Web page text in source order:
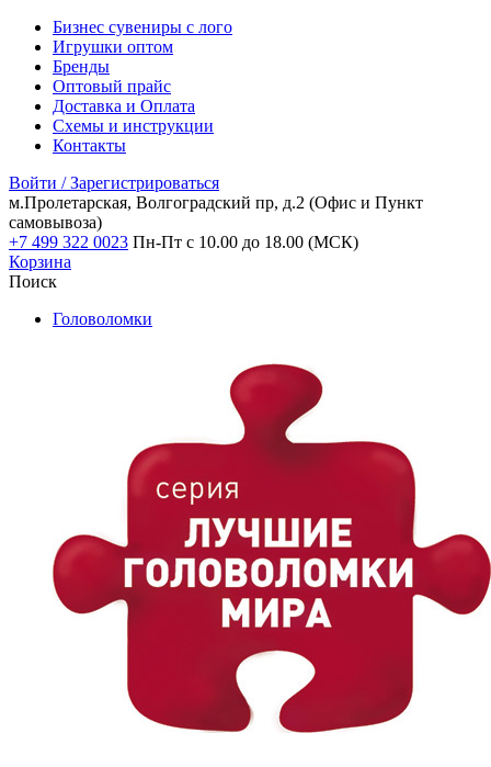
Бизнес сувениры с лого
Игрушки оптом
Бренды
Оптовый прайс
Доставка и Оплата
Схемы и инструкции
Контакты
Войти / Зарегистрироваться
м.Пролетарская, Волгоградский пр, д.2 (Офис и Пункт
самовывоза)
+7 499 322 0023 Пн-Пт с 10.00 до 18.00 (МСК)
Корзина
Поиск
Головоломки